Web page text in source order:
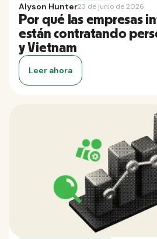
Alyson Hunter23 de junio de 2026
Por qué las empresas
están contratando
y Vietnam
Leer ahora